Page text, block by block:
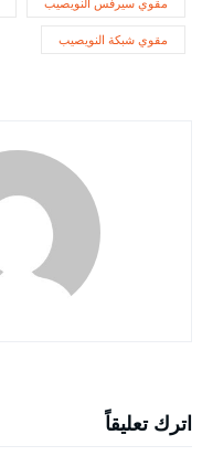
مقوي شبكة النويصيب
اترك تعليقاً